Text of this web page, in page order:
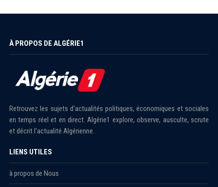
À PROPOS DE ALGÉRIE1
Retrouvez les sujets d'actualités politiques, économiques et sociales
en temps réel et en direct. Algérie1 explore, observe, ausculte, scrute
et décrit l'actualité Algérienne.
LIENS UTILES
à propos de Nous